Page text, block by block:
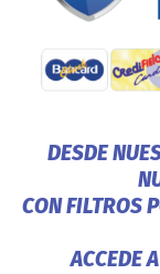
DESDE
CON FILTROS
ACCEDE